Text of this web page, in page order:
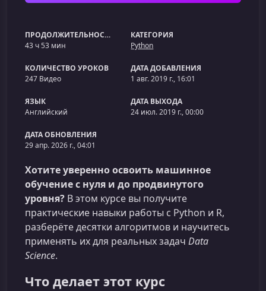
ПРОДОЛЖИТЕЛЬНОСТЬ
43 ч 53 мин
КАТЕГОРИЯ
Python
КОЛИЧЕСТВО УРОКОВ
247 Видео
ДАТА ДОБАВЛЕНИЯ
1 авг. 2019 г., 16:01
ЯЗЫК
Английский
ДАТА ВЫХОДА
24 июл. 2019 г., 00:00
ДАТА ОБНОВЛЕНИЯ
29 апр. 2026 г., 04:01
Хотите уверенно освоить машинное
обучение с нуля и до продвинутого
уровня? В этом курсе вы получите
практические навыки работы с Python и R,
разберёте десятки алгоритмов и научитесь
применять их для реальных задач Data
Science.
Что делает этот курс